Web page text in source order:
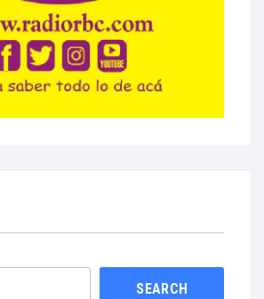
SEARCH